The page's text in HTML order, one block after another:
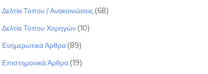
Δελτία Τύπου / Ανακοινώσεις (68)
Δελτία Τύπου Χορηγών (10)
Ενημερωτικά Άρθρα (89)
Επιστημονικά Άρθρα (19)